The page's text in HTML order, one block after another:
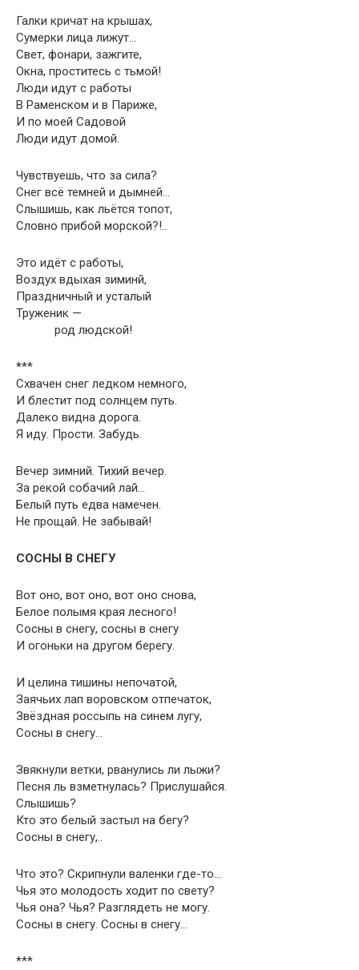
Галки кричат на крышах,
Сумерки лица лижут…
Свет, фонари, зажгите,
Окна, проститесь с тьмой!
Люди идут с работы
В Раменском и в Париже,
И по моей Садовой
Люди идут домой.
Чувствуешь, что за сила?
Снег всё темней и дымней…
Слышишь, как льётся топот,
Словно прибой морской?!..
Это идёт с работы,
Воздух вдыхая зиминй,
Праздничный и усталый
Труженик —
род людской!
***
Схвачен снег ледком немного,
И блестит под солнцем путь.
Далеко видна дорога.
Я иду. Прости. Забудь.
Вечер зимний. Тихий вечер.
За рекой собачий лай…
Белый путь едва намечен.
Не прощай. Не забывай!
СОСНЫ В СНЕГУ
Вот оно, вот оно, вот оно снова,
Белое полымя края лесного!
Сосны в снегу, сосны в снегу
И огоньки на другом берегу.
И целина тишины непочатой,
Заячьих лап воровском отпечаток,
Звёздная россыпь на синем лугу,
Сосны в снегу…
Звякнули ветки, рванулись ли лыжи?
Песня ль взметнулась? Прислушайся.
Слышишь?
Кто это белый застыл на бегу?
Сосны в снегу,..
Что это? Скрипнули валенки где-то…
Чья это молодость ходит по свету?
Чья она? Чья? Разглядеть не могу.
Сосны в снегу. Сосны в снегу…
***